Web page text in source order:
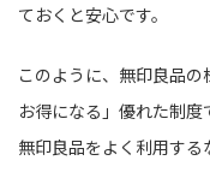
ておくと安心です。
このように、無印良品
お得になる」優れた制度
無印良品をよく利用する